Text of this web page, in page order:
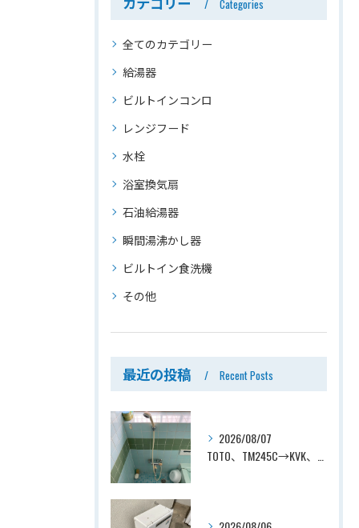
Categories
全てのカテゴリー
給湯器
ビルトインコンロ
レンジフード
水栓
浴室換気扇
石油給湯器
瞬間湯沸かし器
ビルトイン食洗機
その他
最近の投稿 Recent Posts
2026/08/07